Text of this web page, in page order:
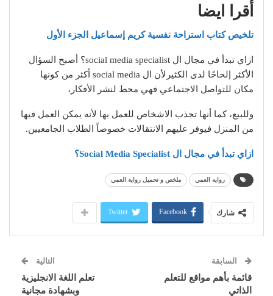
أقرا ايضا
تلخيص كتاب استراحة نفسية كريم إسماعيل الجزء الأول
ازاي تبدأ في مجال ال social media specialist؟ أصبح السؤال
الأكثر إلحاحًا لدى الكثيرلأن ال social media أكثر من كونها
مكان للتواصل الاجتماعي فهي محط لنشر الأفكار،
وللبيع، كما أنها تجذب الاشخاص للعمل بها لأنه يمكن العمل فيها
من المنزل فيوفر عليهم الانتقالات خصوصاً الطلاب الجامعيين.
ازاي تبدأ في مجال ال Social Media Specialist؟
روايه العمي ملخص و تحميل رواية العمي
شارك Facebook
Twitter
السابقة
قائمة بأهم مواقع للتعلم
الذاتي
التالية
تعلم اللغة الانجليزية
وبشهادة مجانية